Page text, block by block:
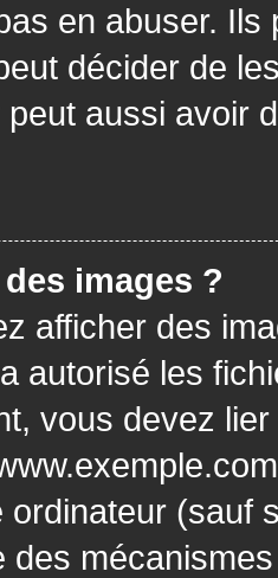
en abuser.
décider de
peut aussi avoir
images ?
afficher des
autorisé les
vous devez
(sauf
des